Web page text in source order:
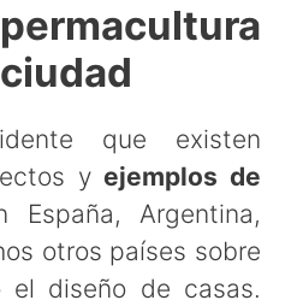
que existen
yejemplos de
España, Argentina,
otros países sobre
diseño de casas.